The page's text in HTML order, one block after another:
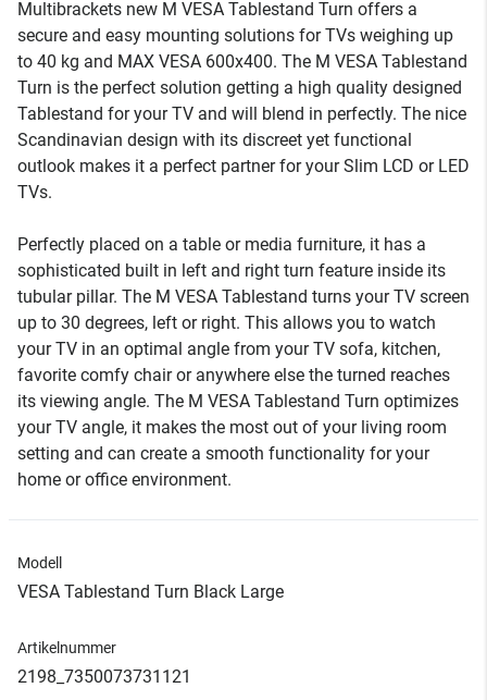
Multibrackets new M VESA Tablestand Turn offers a
secure and easy mounting solutions for TVs weighing up
to 40 kg and MAX VESA 600x400. The M VESA Tablestand
Turn is the perfect solution getting a high quality designed
Tablestand for your TV and will blend in perfectly. The nice
Scandinavian design with its discreet yet functional
outlook makes it a perfect partner for your Slim LCD or LED
TVs.
Perfectly placed on a table or media furniture, it has a
sophisticated built in left and right turn feature inside its
tubular pillar. The M VESA Tablestand turns your TV screen
up to 30 degrees, left or right. This allows you to watch
your TV in an optimal angle from your TV sofa, kitchen,
favorite comfy chair or anywhere else the turned reaches
its viewing angle. The M VESA Tablestand Turn optimizes
your TV angle, it makes the most out of your living room
setting and can create a smooth functionality for your
home or office environment.
Modell
VESA Tablestand Turn Black Large
Artikelnummer
2198_7350073731121